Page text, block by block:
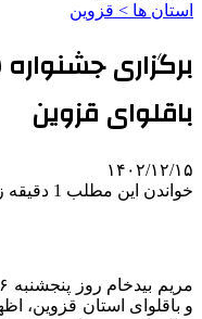
استان ها > قزوین
برگزاری
باقلوای قزوین
۱۴۰۲/۱۲/۱۵
خواندن این مطلب 1 دقیقه زمان میبرد
و باقلوای استان قزوین،